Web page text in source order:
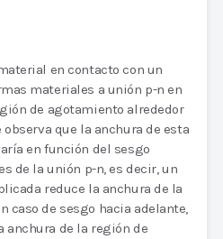
en contacto con un
materiales a unión p-n en
de agotamiento alrededor
que la anchura de esta
en función del sesgo
de la unión p-n, es decir, un
reduce la anchura de la
caso de sesgo hacia adelante,
anchura de la región de